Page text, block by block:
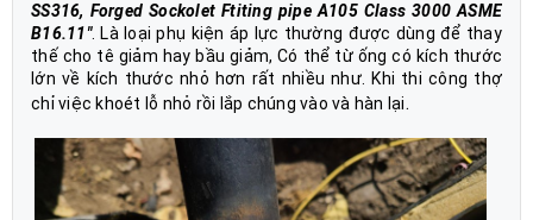
SS316, Forged Sockolet Ftiting pipe A105 Class 3000 ASME
B16.11". Là loại phụ kiện áp lực thường được dùng để thay
thế cho tê giảm hay bầu giảm, Có thể từ ống có kích thước
lớn về kích thước nhỏ hơn rất nhiều như. Khi thi công thợ
chỉ việc khoét lỗ nhỏ rồi lắp chúng vào và hàn lại.